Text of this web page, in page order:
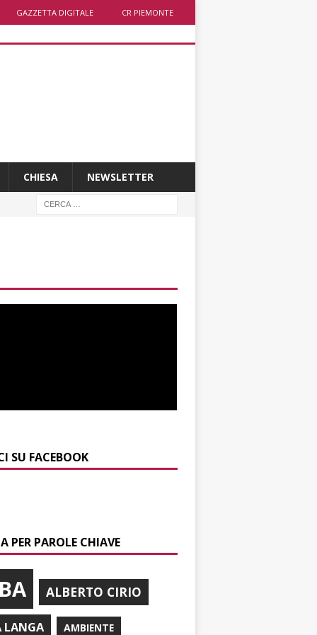
GAZZETTA DIGITALE CR PIEMONTE
CHIESA NEWSLETTER
SU FACEBOOK
PER PAROLE CHIAVE
ALBERTO CIRIO
LANGA AMBIENTE